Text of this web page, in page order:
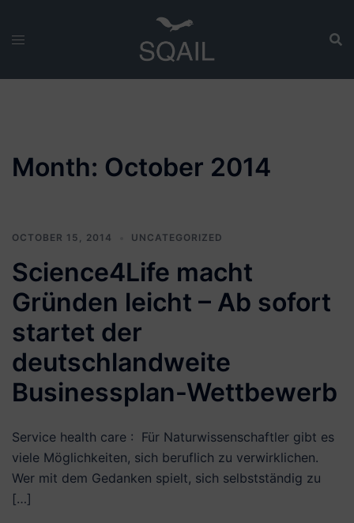
Month: October 2014
OCTOBER 15, 2014 UNCATEGORIZED
Science4Life macht
Gründen leicht – Ab sofort
startet der
deutschlandweite
Businessplan-Wettbewerb
Service health care : Für Naturwissenschaftler gibt es
viele Möglichkeiten, sich beruflich zu verwirklichen.
Wer mit dem Gedanken spielt, sich selbstständig zu
[…]